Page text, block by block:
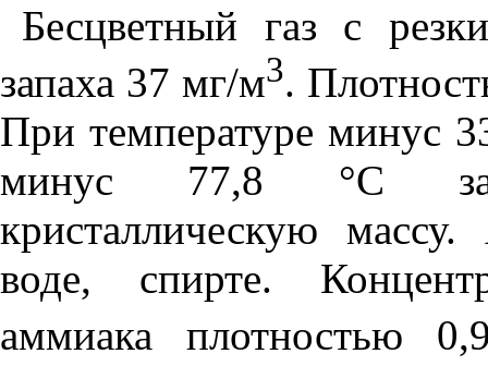
Бесцветный газ с
запаха 37 мг/м3.
При температуре минус
минус 77,8 °С
кристаллическую
воде, спирте.
аммиака плотностью